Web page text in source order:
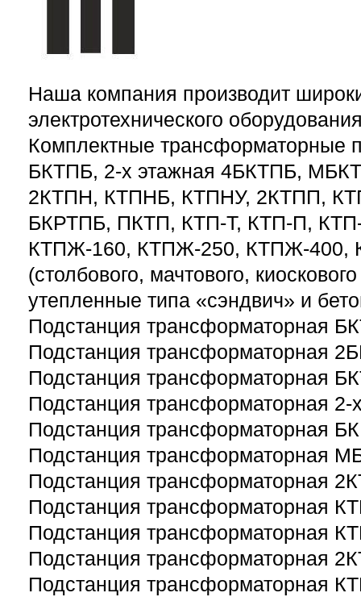
Наша компания производит
электротехнического
Комплектные трансформаторные
БКТПБ, 2-х этажная 4БКТПБ,
2КТПН, КТПНБ, КТПНУ, 2КТПП,
БКРТПБ, ПКТП, КТП-Т, КТП-П,
КТПЖ-160, КТПЖ-250, КТПЖ-
(столбового, мачтового,
утепленные типа «сэндвич» и
Подстанция трансформаторная
Подстанция трансформаторная
Подстанция трансформаторная
Подстанция трансформаторная
Подстанция трансформаторная
Подстанция трансформаторная
Подстанция трансформаторная
Подстанция трансформаторная
Подстанция трансформаторная
Подстанция трансформаторная
Подстанция трансформаторная